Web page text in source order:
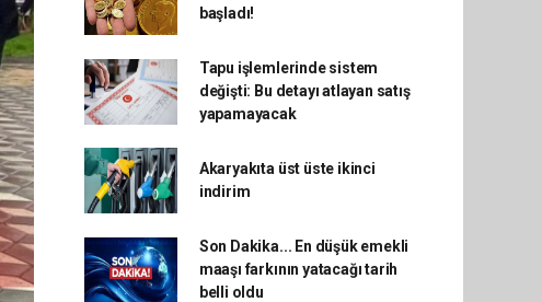
başladı!
Tapu işlemlerinde sistem
değişti: Bu detayı atlayan satış
yapamayacak
Akaryakıta üst üste ikinci
indirim
Son Dakika... En düşük emekli
maaşı farkının yatacağı tarih
belli oldu